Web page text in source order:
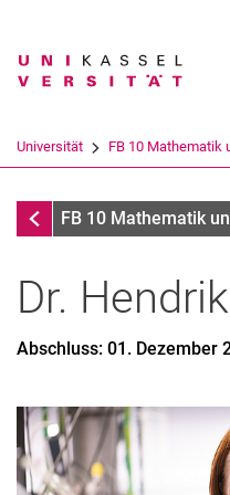
Suchbegriff
Universität FB 10 Mathematik
Personen
FB 10 Mathematik
Dr.
Abschluss: 01. Dezember